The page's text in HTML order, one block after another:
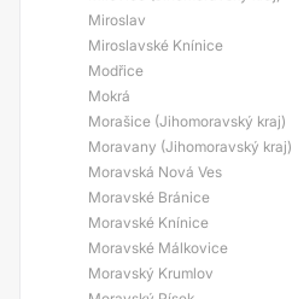
Miroslav
Miroslavské Knínice
Modřice
Mokrá
Morašice (Jihomoravský kraj)
Moravany (Jihomoravský kraj)
Moravská Nová Ves
Moravské Bránice
Moravské Knínice
Moravské Málkovice
Moravský Krumlov